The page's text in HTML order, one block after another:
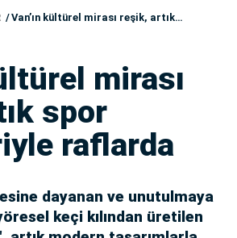
Van’ın kültürel mirası reşik, artık spor modelleriyle raflarda
mirası
spor
raflarda
dayanan ve unutulmaya
keçi kılından üretilen